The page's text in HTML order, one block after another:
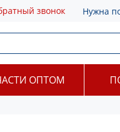
звонок Нужна
ОПТОМ